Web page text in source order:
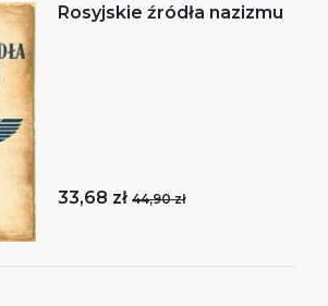
Rosyjskie źródła nazizmu
33,68 zł 44,90 zł